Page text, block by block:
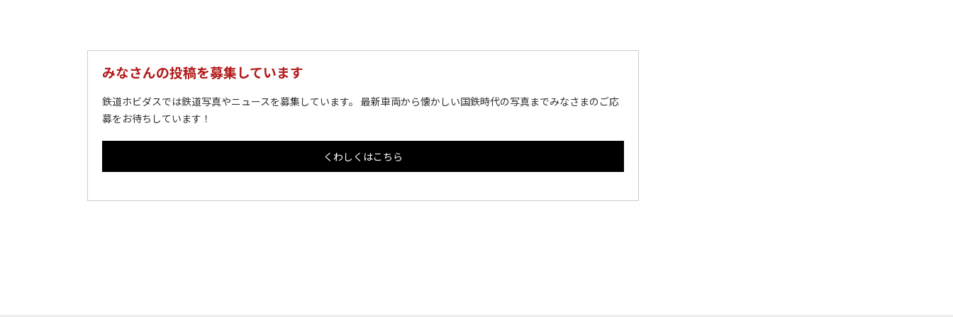
みなさんの投稿を募集しています
鉄道ホビダスでは鉄道写真やニュースを募集しています。 最新車両から懐かしい国鉄時代の写真までみなさまのご応
募をお待ちしています！
くわしくはこちら